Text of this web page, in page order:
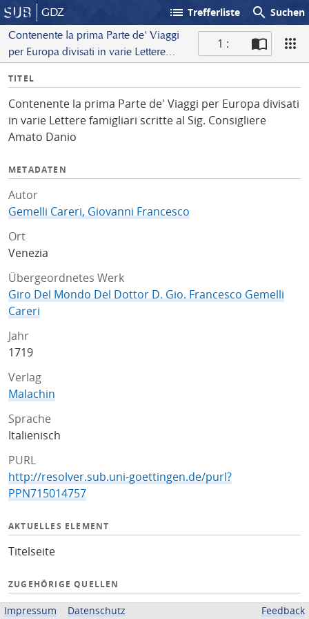
GDZ list Trefferliste search Suchen
Contenente la prima Parte de' Viaggi
per Europa divisati in varie Lettere
Amato Danio
1 :
I
f
o
TITEL
Contenente la prima Parte de' Viaggi per Europa divisati
in varie Lettere famigliari scritte al Sig. Consigliere
Amato Danio
METADATEN
Autor
Gemelli Careri, Giovanni Francesco
Ort
Venezia
Übergeordnetes Werk
Giro Del Mondo Del Dottor D. Gio. Francesco Gemelli
Careri
Jahr
1719
Verlag
Malachin
Sprache
Italienisch
PURL
http://resolver.sub.uni-goettingen.de/purl?
PPN715014757
AKTUELLES ELEMENT
Titelseite
ZUGEHÖRIGE QUELLEN
OPAC
Impressum Datenschutz Feedback